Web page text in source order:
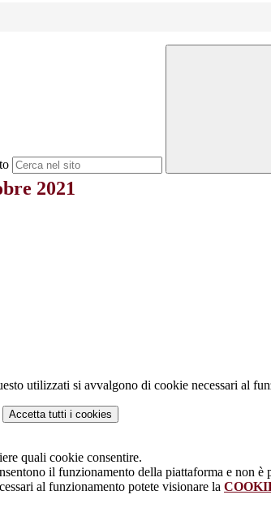
2021
utilizzati si avvalgono di cookie necessari al
Accetta tutti i cookies
quali cookie consentire.
il funzionamento della piattaforma e non è
al funzionamento potete visionare la